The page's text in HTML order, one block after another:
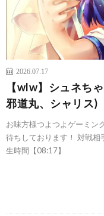
2026.07.17
【wlw】シュネち
邪道丸、シャリス)
お味方様つよつよゲーミン
待ちしております！ 対戦
生時間【08:17】